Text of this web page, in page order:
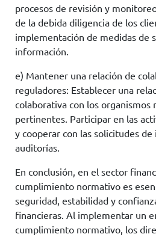
procesos de revisión y
de la debida diligencia de los
implementación de medidas de
información.
e) Mantener una relación de
reguladores: Establecer una
colaborativa con los organismos
pertinentes. Participar en las
y cooperar con las solicitudes
auditorías.
En conclusión, en el sector
cumplimiento normativo es
seguridad, estabilidad y
financieras. Al implementar un
cumplimiento normativo, los